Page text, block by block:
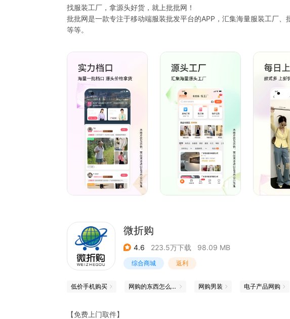
找服装工厂，拿源头好货，就上批批网！
批批网是一款专注于移动端服装批发平台的APP，汇集海量服装工厂
等等。
对接工厂批发商拿一手货源，平台实现0加价，减少买家进货成本，提
批批网涵盖女装、男装、童装、饰品、鞋帽箱包等丰富一手产品货源，
售优选平台。
【发展历史】
2015年5月，批批网正式成立；
2015年8月，批批网正式上线交易功能；
2015年12月，批批网单月交易额突破300万；
2016年6月，批批网获得劲霸男装（劲邦资本）A+轮投资；
2018年12月，批批网全年交易额突破2亿；
2019年1月，批批网荣获中国十大纺织服饰箱包电商称号
2019年3月，批批网获得钟鼎创投的B轮6000万投资；
2020年1月，批批网荣获中国B2B百强企业称号；
2020年12月，批批网全年交易额突破10亿；
微折购
4.6 223.5万下载 98.09 MB
综合商城 返利
低价手机购买 网购的东西怎么查正品 网购男装 电子产品网购
【免费上门取件】